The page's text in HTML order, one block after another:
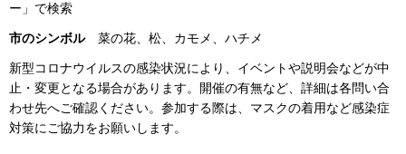
ー」で検索
市のシンボル 菜の花、松、カモメ、ハチメ
新型コロナウイルスの感染状況により、イベントや説明会などが中
止・変更となる場合があります。開催の有無など、詳細は各問い合
わせ先へご確認ください。参加する際は、マスクの着用など感染症
対策にご協力をお願いします。